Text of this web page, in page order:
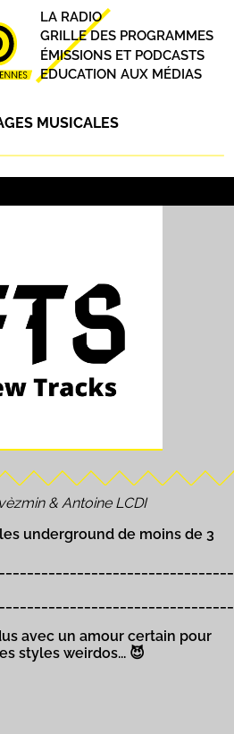
MUSICALES
Principal
LA RADIO
GRILLE DES PROGRAMMES
ÉMISSIONS ET PODCASTS
EDUCATION AUX MÉDIAS
& Antoine LCDI
underground de moins de 3
avec un amour certain pour
styles weirdos... 😈